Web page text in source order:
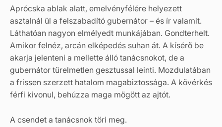
Aprócska ablak alatt, emelvényfélére helyezett
asztalnál ül a felszabadító gubernátor – és ír valamit.
Láthatóan nagyon elmélyedt munkájában. Gondterhelt.
Amikor felnéz, arcán elképedés suhan át. A kísérő be
akarja jelenteni a mellette álló tanácsnokot, de a
gubernátor türelmetlen gesztussal leinti. Mozdulatában
a frissen szerzett hatalom magabiztossága. A kövérkés
férfi kivonul, behúzza maga mögött az ajtót.
A csendet a tanácsnok töri meg.